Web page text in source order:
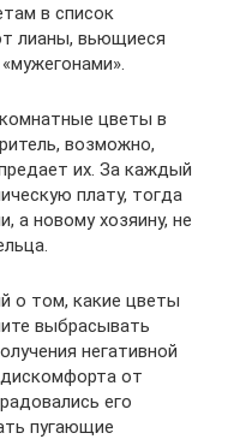
в список
лианы, вьющиеся
цветы в
возможно,
их. За каждый
плату, тогда
а новому хозяину, не
о том, какие цветы
выбрасывать
негативной
от
его
пугающие